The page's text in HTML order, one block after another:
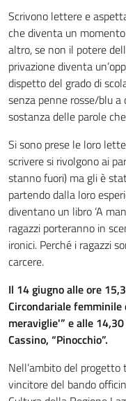
Scrivono lettere e
che diventa un
altro, se non il potere
privazione diventa
dispetto del grado di
senza penne rosse/blu a
sostanza delle parole
Si sono prese le loro
scrivere si rivolgono ai
stanno fuori) ma gli è
partendo dalla loro
diventano un libro ‘A
ragazzi porteranno in
ironici. Perché i ragazzi
carcere.
Il 14 giugno alle ore
Circondariale femminile
meraviglie'” e alle
Cassino, “Pinocchio”.
Nell’ambito del progetto
vincitore del bando